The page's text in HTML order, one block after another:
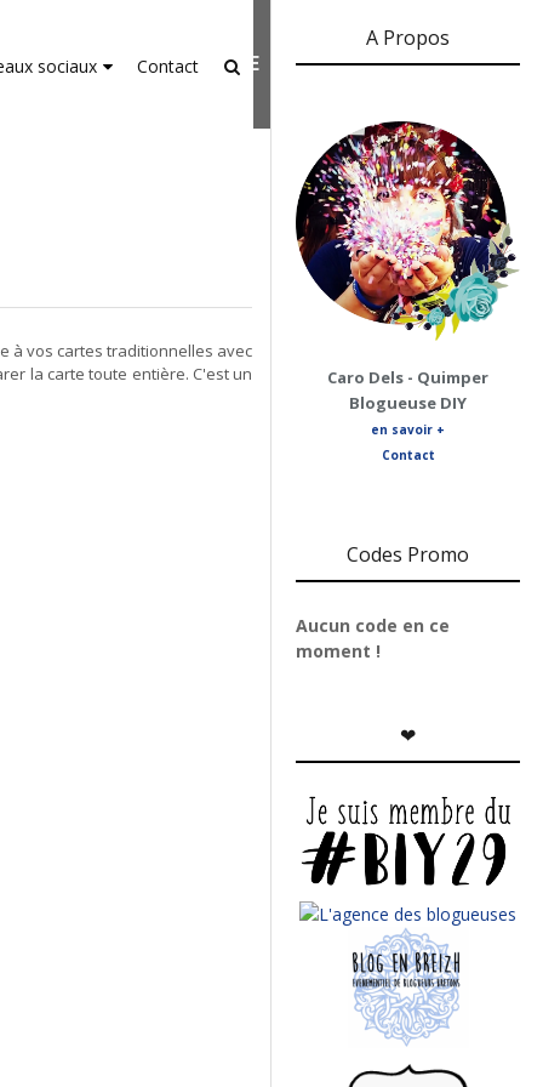
sociaux Contact
à vos cartes traditionnelles avec
la carte toute entière. C'est un
A Propos
Caro Dels - Quimper
Blogueuse DIY
en savoir +
Contact
Codes Promo
Aucun code en ce
moment !
❤
usage
LEARN MORE GOT IT